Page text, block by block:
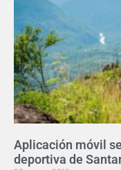
Aplicación móvil
deportiva de